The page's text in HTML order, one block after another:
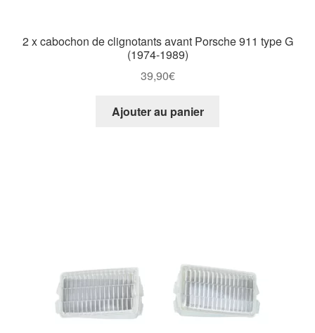
2 x cabochon de clignotants avant Porsche 911 type G
(1974-1989)
39,90€
Ajouter au panier